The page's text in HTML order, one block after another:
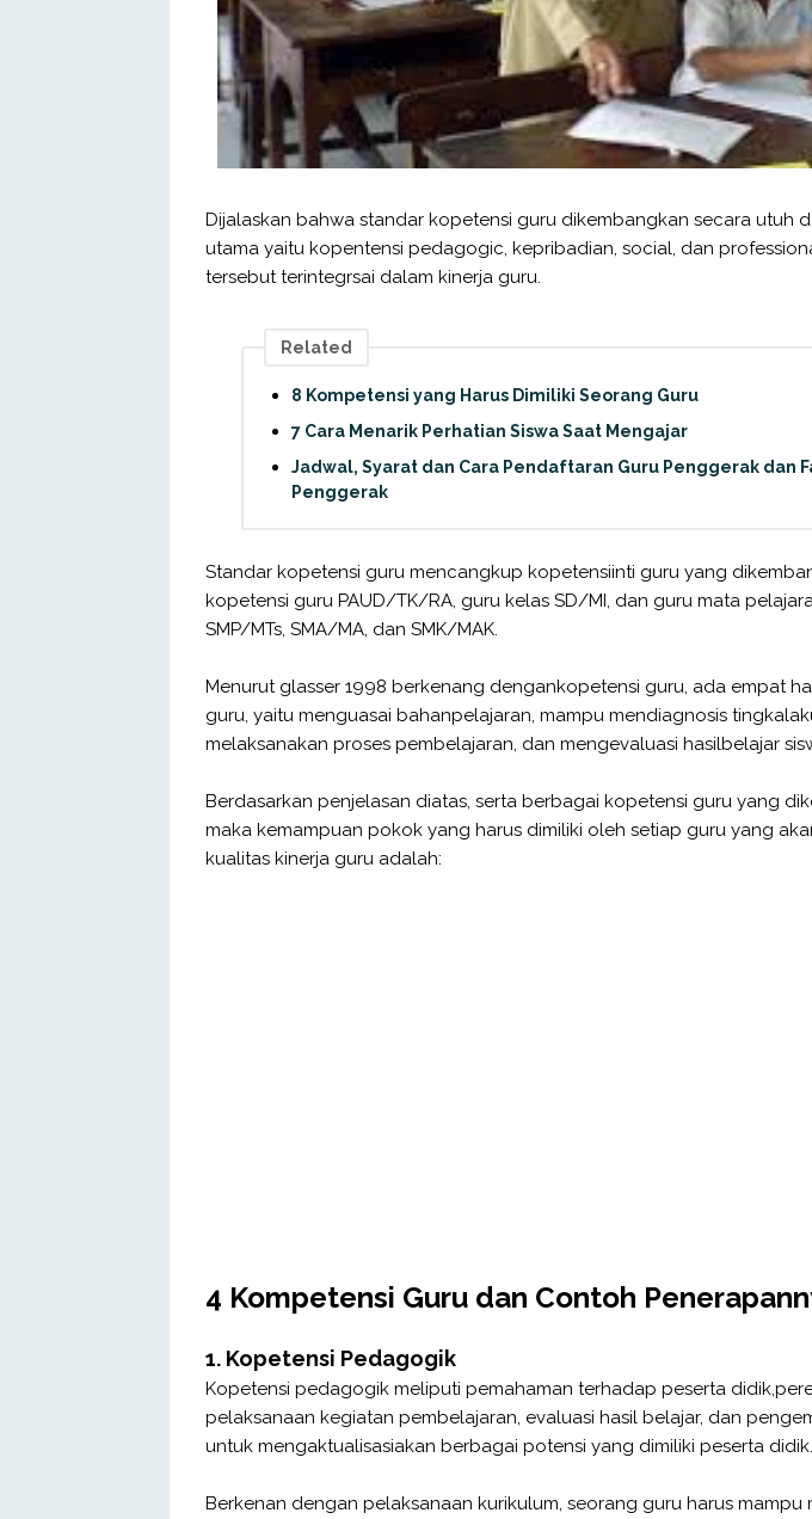
Dijalaskan bahwa standar kopetensi guru dikembangkan secara utuh
utama yaitu kopentensi pedagogic, kepribadian, social, dan
tersebut terintegrsai dalam kinerja guru.
Related
8 Kompetensi yang Harus Dimiliki Seorang Guru
7 Cara Menarik Perhatian Siswa Saat Mengajar
Jadwal, Syarat dan Cara Pendaftaran Guru Penggerak dan
Penggerak
Standar kopetensi guru mencangkup kopetensiinti guru yang
kopetensi guru PAUD/TK/RA, guru kelas SD/MI, dan guru mata
SMP/MTs, SMA/MA, dan SMK/MAK.
Menurut glasser 1998 berkenang dengankopetensi guru, ada empat
guru, yaitu menguasai bahanpelajaran, mampu mendiagnosis
melaksanakan proses pembelajaran, dan mengevaluasi hasilbelajar
Berdasarkan penjelasan diatas, serta berbagai kopetensi guru yang
maka kemampuan pokok yang harus dimiliki oleh setiap guru yang
kualitas kinerja guru adalah:
4 Kompetensi Guru dan Contoh
1. Kopetensi Pedagogik
Kopetensi pedagogik meliputi pemahaman terhadap peserta
pelaksanaan kegiatan pembelajaran, evaluasi hasil belajar, dan
untuk mengaktualisasiakan berbagai potensi yang dimiliki peserta didik.
Berkenan dengan pelaksanaan kurikulum, seorang guru harus mampu